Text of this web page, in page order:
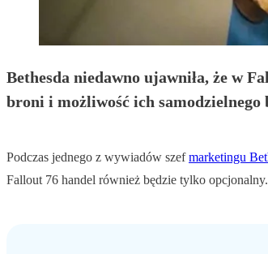
Bethesda niedawno ujawniła, że w
broni i możliwość ich samodzielnego
Podczas jednego z wywiadów szefmarketingu
Fallout 76 handel również będzie tylko